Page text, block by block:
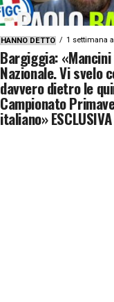
HANNO DETTO 1 settimana
Bargiggia:
Nazionale. Vi svelo
davvero dietro le
Campionato
italiano» ESCLUSIVA